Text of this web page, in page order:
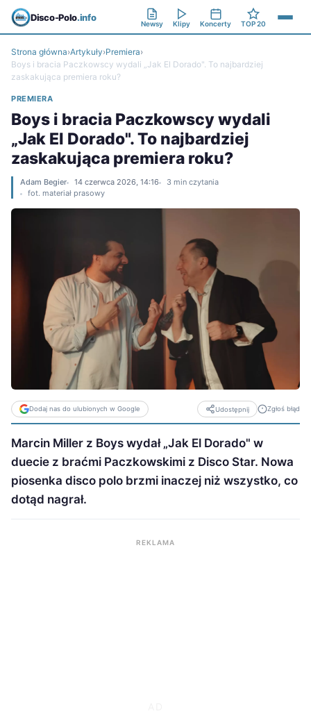
Disco-Polo.info
Newsy Klipy Koncerty TOP 20
Strona główna›Artykuły›Premiera›
Boys i bracia Paczkowscy wydali „Jak El Dorado". To najbardziej
zaskakująca premiera roku?
PREMIERA
Boys i bracia Paczkowscy wydali
„Jak El Dorado". To najbardziej
zaskakująca premiera roku?
Adam Begier 14 czerwca 2026, 14:16
3 min czytania
fot. materiał prasowy
Dodaj nas do ulubionych w Google Udostępnij Zgłoś błąd
Marcin Miller z Boys wydał „Jak El Dorado" w
duecie z braćmi Paczkowskimi z Disco Star. Nowa
piosenka disco polo brzmi inaczej niż wszystko, co
dotąd nagrał.
REKLAMA